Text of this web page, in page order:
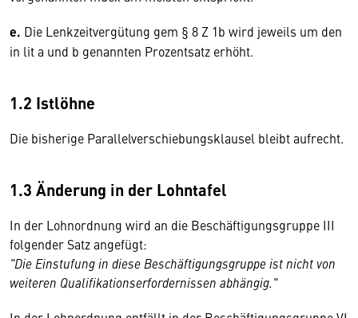
e. Die Lenkzeitvergütung gem § 8 Z 1b wird jeweils um den
in lit a und b genannten Prozentsatz erhöht.
1.2 Istlöhne
Die bisherige Parallelverschiebungsklausel bleibt aufrecht.
1.3 Änderung in der Lohntafel
In der Lohnordnung wird an die Beschäftigungsgruppe III
folgender Satz angefügt:
"Die Einstufung in diese Beschäftigungsgruppe ist nicht von
weiteren Qualifikationserfordernissen abhängig."